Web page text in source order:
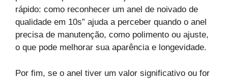
rápido: como reconhecer um anel de noivado de
qualidade em 10s” ajuda a perceber quando o anel
precisa de manutenção, como polimento ou ajuste,
o que pode melhorar sua aparência e longevidade.
Por fim, se o anel tiver um valor significativo ou for